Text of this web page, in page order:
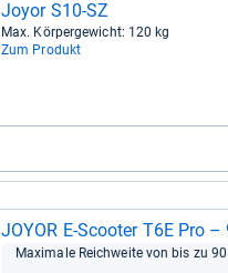
Joyor S10-​SZ
Max. Kör­per­ge­wicht: 120 kg
Zum Produkt
JOYOR E-​Scoo­ter T6E Pro
Maxi­male Reich­weite von bis zu